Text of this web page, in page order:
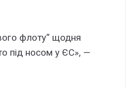
флоту“ щодня
під носом у ЄС», —